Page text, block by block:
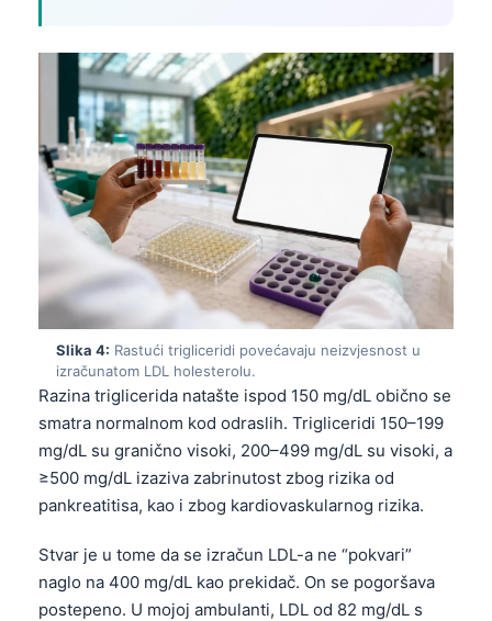
Slika 4: Rastući trigliceridi povećavaju neizvjesnost u
izračunatom LDL holesterolu.
Razina triglicerida natašte ispod 150 mg/dL obično se
smatra normalnom kod odraslih. Trigliceridi 150–199
mg/dL su granično visoki, 200–499 mg/dL su visoki, a
≥500 mg/dL izaziva zabrinutost zbog rizika od
pankreatitisa, kao i zbog kardiovaskularnog rizika.
Stvar je u tome da se izračun LDL-a ne “pokvari”
naglo na 400 mg/dL kao prekidač. On se pogoršava
postepeno. U mojoj ambulanti, LDL od 82 mg/dL s